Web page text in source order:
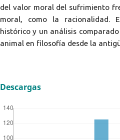
del valor moral del sufrimiento
moral, como la racionalidad.
histórico y un análisis
animal en filosofía desde la
Descargas